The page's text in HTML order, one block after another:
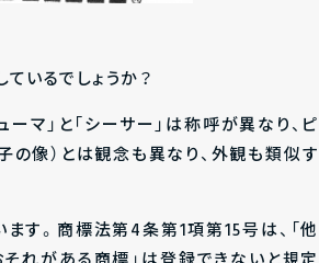
いるでしょうか？
ーマ」と「シーサー」は称呼が異なり、ピ
の像）とは観念も異なり、外観も類似す
ます。商標法第4条第1項第15号は、「他